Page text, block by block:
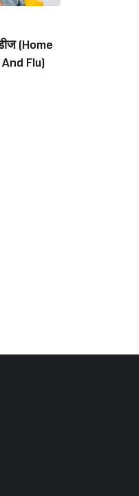
(Home
Flu)